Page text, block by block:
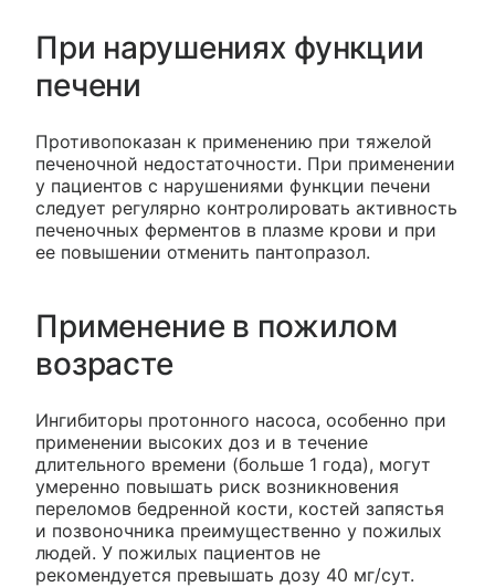
При нарушениях функции
печени
Противопоказан к применению при тяжелой
печеночной недостаточности. При применении
у пациентов с нарушениями функции печени
следует регулярно контролировать активность
печеночных ферментов в плазме крови и при
ее повышении отменить пантопразол.
Применение в пожилом
возрасте
Ингибиторы протонного насоса, особенно при
применении высоких доз и в течение
длительного времени (больше 1 года), могут
умеренно повышать риск возникновения
переломов бедренной кости, костей запястья
и позвоночника преимущественно у пожилых
людей. У пожилых пациентов не
рекомендуется превышать дозу 40 мг/сут.